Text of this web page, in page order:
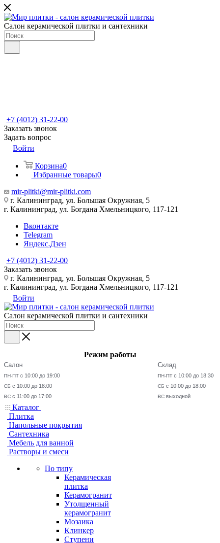
Салон керамической плитки и сантехники
+7 (4012) 31-22-00
Заказать звонок
Задать вопрос
Войти
Корзина0
Избранные товары0
mir-plitki@mir-plitki.com
г. Калининград, ул. Большая Окружная, 5
г. Калининград, ул. Богдана Хмельницкого, 117-121
Вконтакте
Telegram
Яндекс.Дзен
+7 (4012) 31-22-00
Заказать звонок
г. Калининград, ул. Большая Окружная, 5
г. Калининград, ул. Богдана Хмельницкого, 117-121
Войти
Салон керамической плитки и сантехники
Режим работы
Салон
ПН-ПТ с 10:00 до 19:00
СБ с 10:00 до 18:00
ВС с 11:00 до 17:00
Склад
ПН-ПТ с 10:00 до 18:30
СБ с 10:00 до 18:00
ВС выходной
Каталог
Плитка
Напольные покрытия
Сантехника
Мебель для ванной
Растворы и смеси
По типу
Керамическая
плитка
Керамогранит
Утолщенный
керамогранит
Мозаика
Клинкер
Ступени